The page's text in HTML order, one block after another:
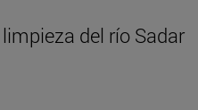
del río Sadar